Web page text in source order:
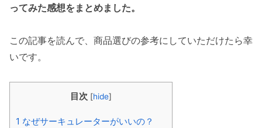
ってみた感想をまとめました。
この記事を読んで、商品選びの参考にしていただけたら幸
いです。
目次 [hide]
1 なぜサーキュレーターがいいの？